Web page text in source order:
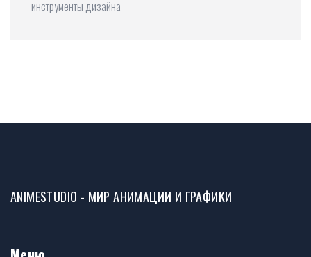
инструменты дизайна
ANIMESTUDIO - МИР АНИМАЦИИ И ГРАФИКИ